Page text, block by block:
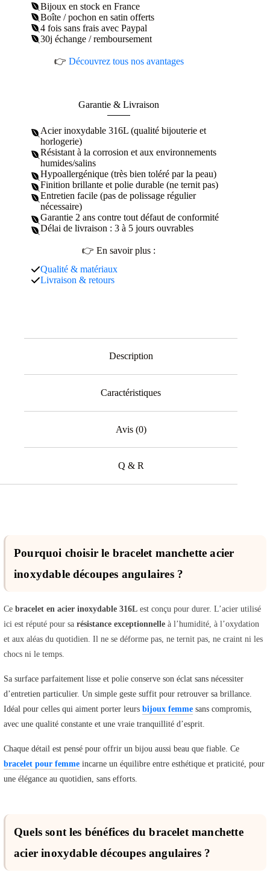
Bijoux en stock en France
Boîte / pochon en satin offerts
4 fois sans frais avec Paypal
30j échange / remboursement
👉 Découvrez tous nos avantages
Garantie & Livraison
Acier inoxydable 316L (qualité bijouterie et
horlogerie)
Résistant à la corrosion et aux environnements
humides/salins
Hypoallergénique (très bien toléré par la peau)
Finition brillante et polie durable (ne ternit pas)
Entretien facile (pas de polissage régulier
nécessaire)
Garantie 2 ans contre tout défaut de conformité
Délai de livraison : 3 à 5 jours ouvrables
👉 En savoir plus :
Qualité & matériaux
Livraison & retours
Description
Caractéristiques
Avis (0)
Q & R
Pourquoi choisir le bracelet manchette acier
inoxydable découpes angulaires ?
Ce bracelet en acier inoxydable 316L est conçu pour durer. L’acier utilisé
ici est réputé pour sa résistance exceptionnelle à l’humidité, à l’oxydation
et aux aléas du quotidien. Il ne se déforme pas, ne ternit pas, ne craint ni les
chocs ni le temps.
Sa surface parfaitement lisse et polie conserve son éclat sans nécessiter
d’entretien particulier. Un simple geste suffit pour retrouver sa brillance.
Idéal pour celles qui aiment porter leurs bijoux femme sans compromis,
avec une qualité constante et une vraie tranquillité d’esprit.
Chaque détail est pensé pour offrir un bijou aussi beau que fiable. Ce
bracelet pour femme incarne un équilibre entre esthétique et praticité, pour
une élégance au quotidien, sans efforts.
Quels sont les bénéfices du bracelet manchette
acier inoxydable découpes angulaires ?